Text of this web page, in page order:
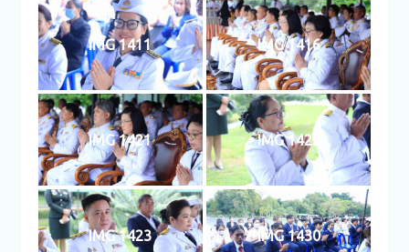
IMG 1411 IMG 1416
IMG 1421 IMG 1425
IMG 1423 IMG 1430